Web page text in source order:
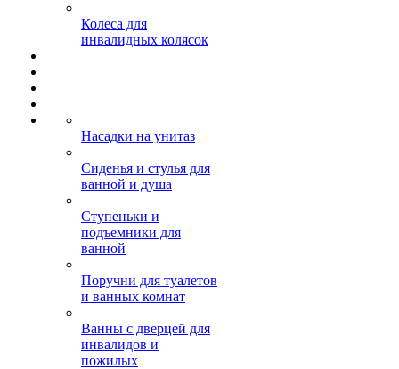
Колеса для
инвалидных колясок
Насадки на унитаз
Сиденья и стулья для
ванной и душа
Ступеньки и
подъемники для
ванной
Поручни для туалетов
и ванных комнат
Ванны с дверцей для
инвалидов и
пожилых